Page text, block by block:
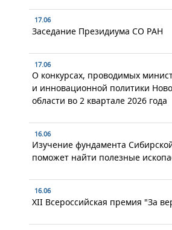
17.06
Заседание Президиума СО РАН
17.06
О конкурсах, проводимых
и инновационной политики
области во 2 квартале 2026 года
16.06
Изучение фундамента
поможет найти полезные
16.06
XII Всероссийская премия "За